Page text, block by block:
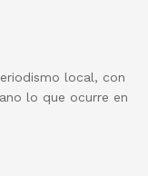
local, con
lo que ocurre en